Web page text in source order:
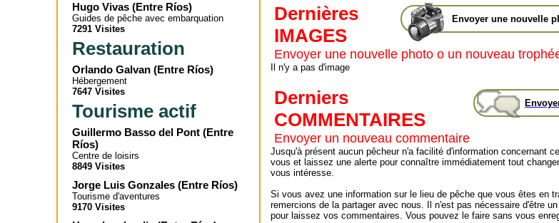
Hugo Vivas (Entre Ríos)
Guides de pêche avec embarquation
7291 Visites
Restauration
Orlando Galvan (Entre Ríos)
Hébergement
7647 Visites
Tourisme actif
Guillermo Basso del Pont (Entre
Ríos)
Centre de loisirs
8849 Visites
Jorge Luis Gonzales (Entre Ríos)
Tourisme d'aventures
9170 Visites
Envoyer une nouvelle
Dernières
IMAGES
Envoyer une nouvelle photo o un nouveau
Il n'y a pas d'image
Derniers
COMMENTAIRES
Envoyer un nouveau commentaire
Jusqu'à présent aucun pêcheur n'a facilité d'information concernant
vous et laissez une alerte pour connaître immédiatement tout
vous intéresse.
Si vous avez une information sur le lieu de pêche que vous êtes en
remercions de la partager avec nous. Il n'est pas nécessaire d'être
pour laissez vos commentaires. Vous pouvez le faire sans vous